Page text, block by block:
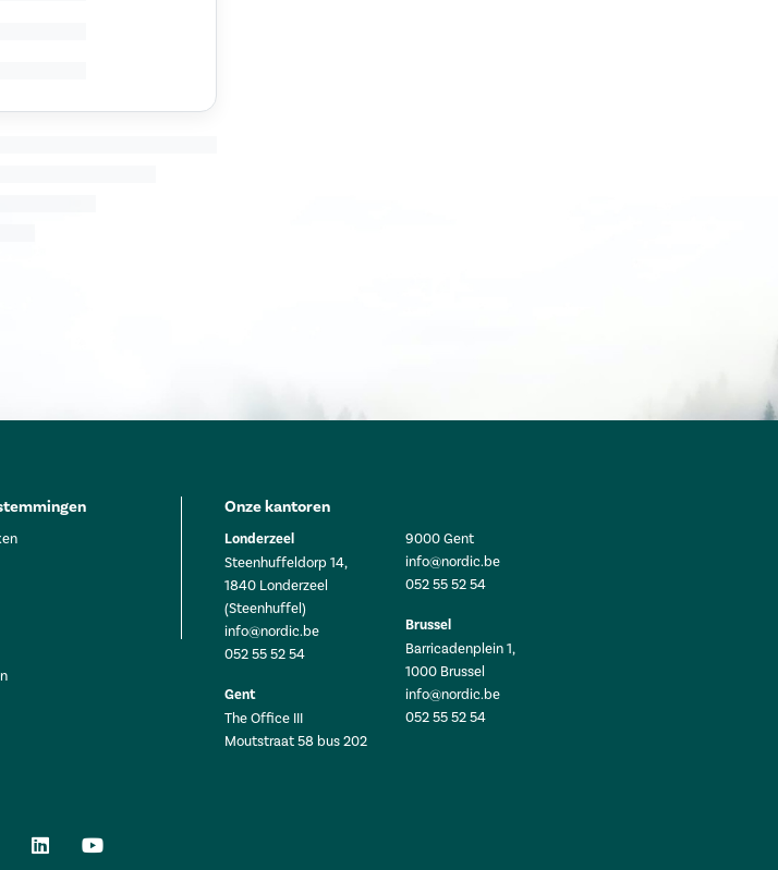
Onze kantoren
Londerzeel
Steenhuffeldorp 14,
1840 Londerzeel
(Steenhuffel)
info@nordic.be
052 55 52 54
Gent
The Office III
Moutstraat 58 bus 202
9000 Gent
info@nordic.be
052 55 52 54
Brussel
Barricadenplein 1,
1000 Brussel
info@nordic.be
052 55 52 54